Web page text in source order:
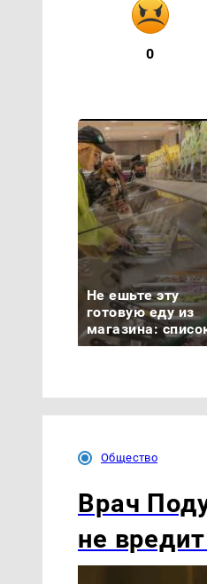
0
Не ешьте эту
готовую еду из
магазина:
Общество
Врач
не